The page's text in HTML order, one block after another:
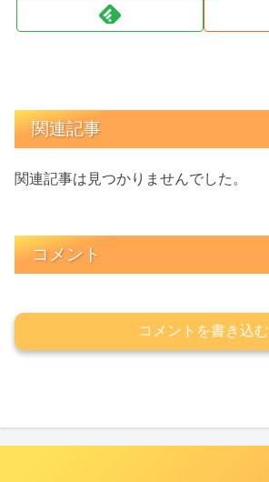
関連記事
関連記事は見つかりませんでした。
コメント
コメントを書き込む